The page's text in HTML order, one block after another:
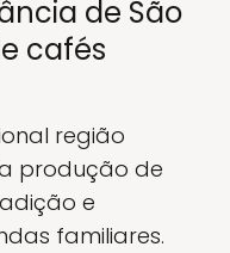
de São
cafés
região
produção de
e
familiares.